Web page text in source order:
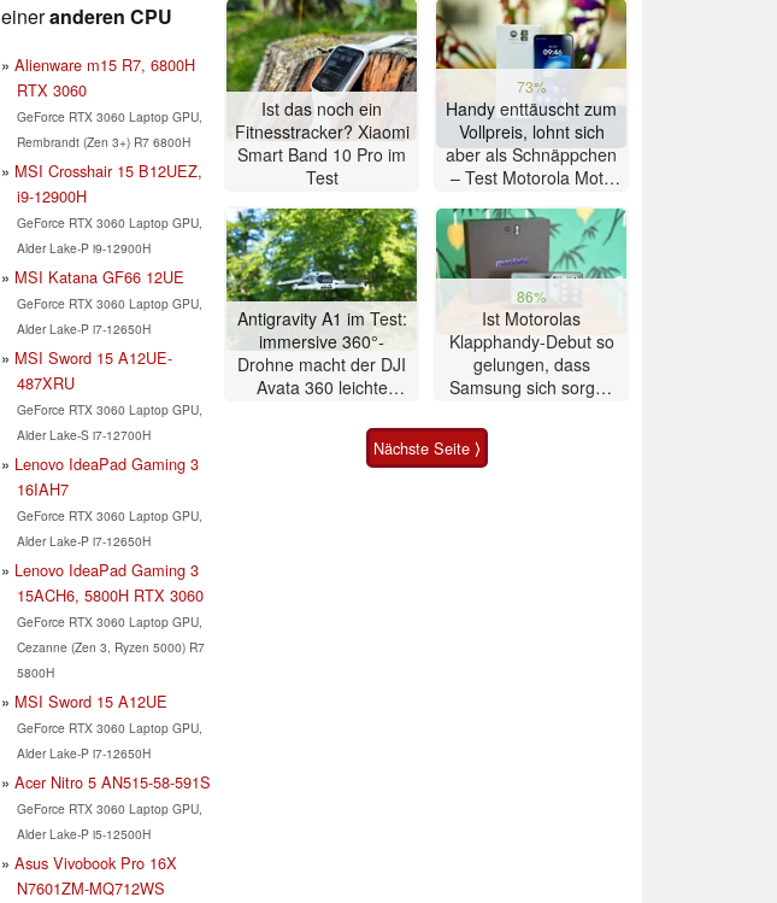
eineranderen CPU
Alienware m15 R7, 6800H
RTX 3060
GeForce RTX 3060 Laptop GPU,
Rembrandt (Zen 3+) R7 6800H
MSI Crosshair 15 B12UEZ,
i9-12900H
GeForce RTX 3060 Laptop GPU,
Alder Lake-P i9-12900H
MSI Katana GF66 12UE
GeForce RTX 3060 Laptop GPU,
Alder Lake-P i7-12650H
MSI Sword 15 A12UE-
487XRU
GeForce RTX 3060 Laptop GPU,
Alder Lake-S i7-12700H
Lenovo IdeaPad Gaming 3
16IAH7
GeForce RTX 3060 Laptop GPU,
Alder Lake-P i7-12650H
Lenovo IdeaPad Gaming 3
15ACH6, 5800H RTX 3060
GeForce RTX 3060 Laptop GPU,
Cezanne (Zen 3, Ryzen 5000) R7
5800H
MSI Sword 15 A12UE
GeForce RTX 3060 Laptop GPU,
Alder Lake-P i7-12650H
Acer Nitro 5 AN515-58-591S
GeForce RTX 3060 Laptop GPU,
Alder Lake-P i5-12500H
Asus Vivobook Pro 16X
N7601ZM-MQ712WS
Ist das noch ein
Fitnesstracker? Xiaomi
Smart Band 10 Pro im
Test
73%
Handy enttäuscht zum
Vollpreis, lohnt sich
aber als Schnäppchen
– Test Motorola Moto
Antigravity A1 im Test:
immersive 360°-
Drohne macht der DJI
Avata 360 leichte
86%
Ist Motorolas
Klapphandy-Debut so
gelungen, dass
Samsung sich sorgen
Smartphone im Test
Nächste Seite ⟩